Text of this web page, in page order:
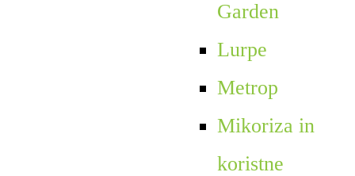
Garden
Lurpe
Metrop
Mikoriza in
koristne